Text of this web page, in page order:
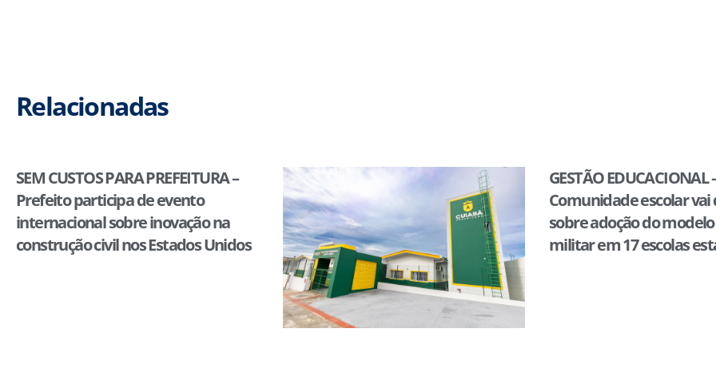
Relacionadas
SEM CUSTOS PARA PREFEITURA –
Prefeito participa de evento
internacional sobre inovação na
construção civil nos Estados Unidos
GESTÃO EDUCACIONAL
Comunidade escolar vai
sobre adoção do modelo
militar em 17 escolas